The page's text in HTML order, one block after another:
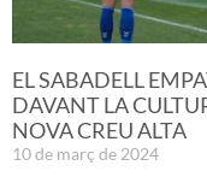
EL SABADELL
DAVANT LA
NOVA CREU ALTA
10 de març de 2024